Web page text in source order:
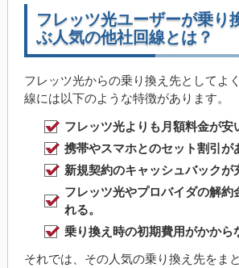
フレッツ光ユーザーが乗り
ぶ人気の他社回線とは？
フレッツ光からの乗り換え先としてよ
線には以下のような特徴があります。
フレッツ光よりも月額料金が安
携帯やスマホとのセット割引が
新規契約のキャッシュバックが
フレッツ光やプロバイダの解約
れる。
乗り換え時の初期費用がかから
それでは、その人気の乗り換え先をま